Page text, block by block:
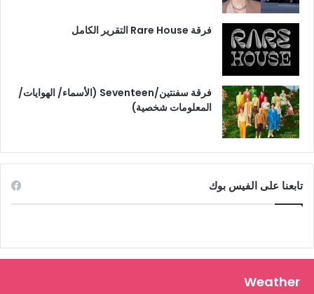
فرقة Rare House التقرير الكامل
فرقة سفنتين/Seventeen (الأسماء/ الهوايات/
المعلومات شخصية)
تابعنا على الفيس بوك
Weather